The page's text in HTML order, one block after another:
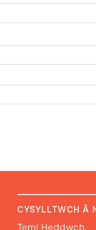
CYSYLLTWCH Â
Teml Heddwch,